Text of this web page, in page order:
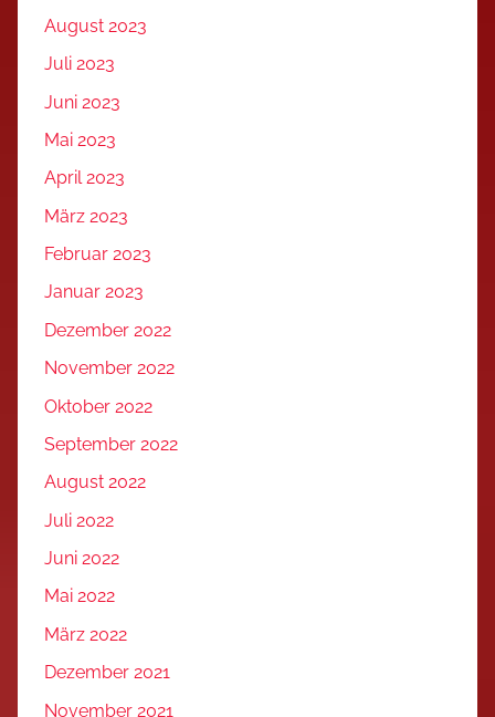
August 2023
Juli 2023
Juni 2023
Mai 2023
April 2023
März 2023
Februar 2023
Januar 2023
Dezember 2022
November 2022
Oktober 2022
September 2022
August 2022
Juli 2022
Juni 2022
Mai 2022
März 2022
Dezember 2021
November 2021